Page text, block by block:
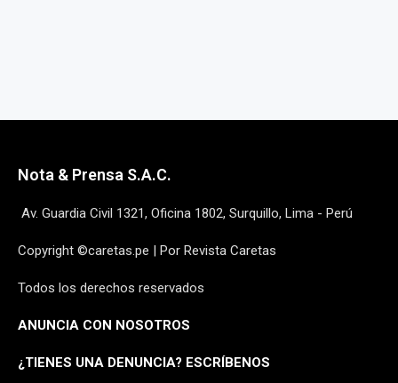
Nota & Prensa S.A.C.
Av. Guardia Civil 1321, Oficina 1802, Surquillo, Lima - Perú
Copyright ©caretas.pe | Por Revista Caretas
Todos los derechos reservados
ANUNCIA CON NOSOTROS
¿TIENES UNA DENUNCIA? ESCRÍBENOS